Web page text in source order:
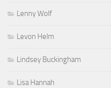
Lenny Wolf
Levon Helm
Lindsey Buckingham
Lisa Hannah